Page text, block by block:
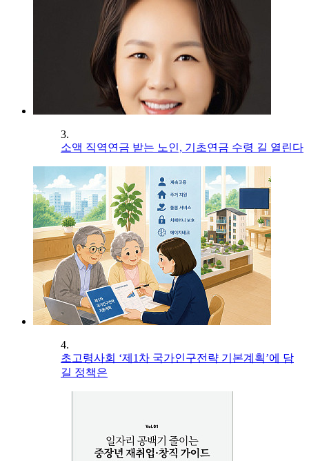
3.
소액 직역연금 받는 노인, 기초연금 수령 길 열린다
4.
초고령사회 ‘제1차 국가인구전략 기본계획’에 담
길 정책은